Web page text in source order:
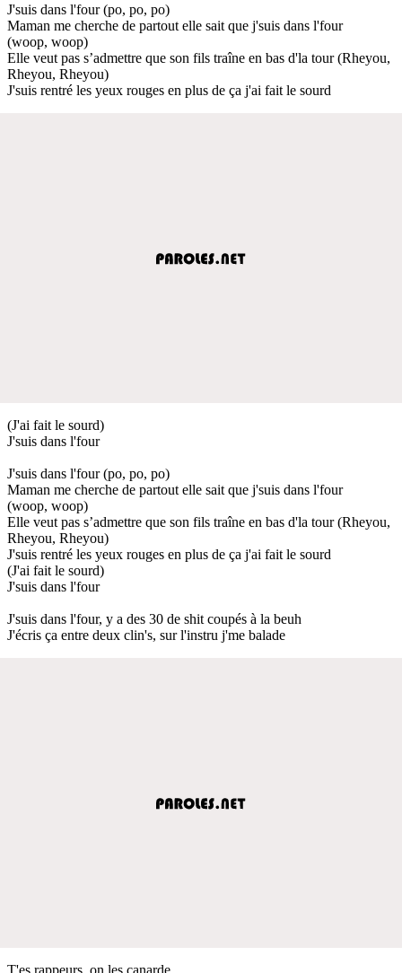
J'suis dans l'four (po, po, po)
Maman me cherche de partout elle sait que j'suis dans l'four
(woop, woop)
Elle veut pas s’admettre que son fils traîne en bas d'la tour (Rheyou,
Rheyou, Rheyou)
J'suis rentré les yeux rouges en plus de ça j'ai fait le sourd
(J'ai fait le sourd)
J'suis dans l'four
J'suis dans l'four (po, po, po)
Maman me cherche de partout elle sait que j'suis dans l'four
(woop, woop)
Elle veut pas s’admettre que son fils traîne en bas d'la tour (Rheyou,
Rheyou, Rheyou)
J'suis rentré les yeux rouges en plus de ça j'ai fait le sourd
(J'ai fait le sourd)
J'suis dans l'four
J'suis dans l'four, y a des 30 de shit coupés à la beuh
J'écris ça entre deux clin's, sur l'instru j'me balade
T'es rappeurs, on les canarde